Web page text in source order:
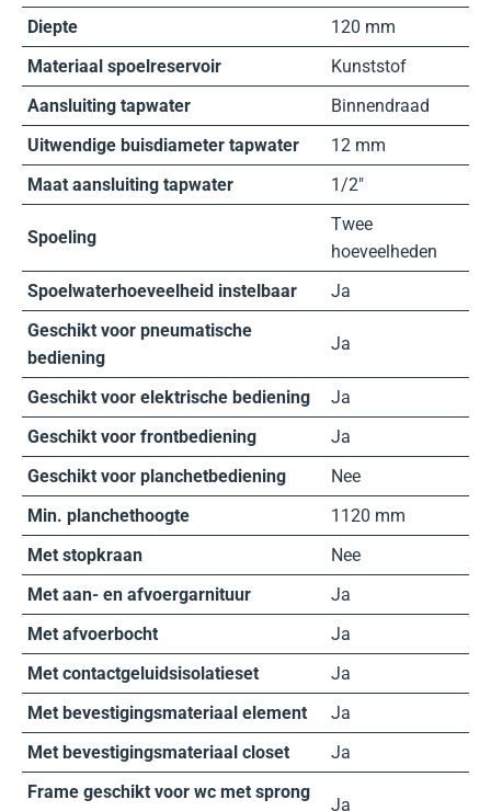
Diepte
120 mm
Materiaal spoelreservoir
Kunststof
Aansluiting tapwater
Binnendraad
Uitwendige buisdiameter tapwater
12 mm
Maat aansluiting tapwater
1/2″
Spoeling
Twee
hoeveelheden
Spoelwaterhoeveelheid instelbaar
Ja
Geschikt voor pneumatische
bediening
Ja
Geschikt voor elektrische bediening
Ja
Geschikt voor frontbediening
Ja
Geschikt voor planchetbediening
Nee
Min. planchethoogte
1120 mm
Met stopkraan
Nee
Met aan- en afvoergarnituur
Ja
Met afvoerbocht
Ja
Met contactgeluidsisolatieset
Ja
Met bevestigingsmateriaal element
Ja
Met bevestigingsmateriaal closet
Ja
Frame geschikt voor wc met sprong
Ja